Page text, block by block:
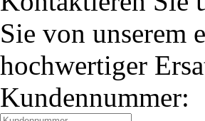
Sie von unserem
hochwertiger
Kundennummer: